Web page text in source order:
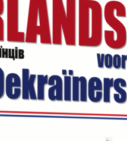
(gratis verzending)